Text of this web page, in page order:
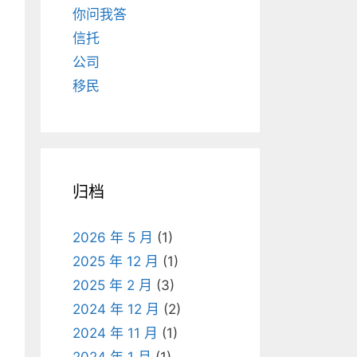
你问我答
信托
公司
移民
归档
2026 年 5 月 (1)
2025 年 12 月 (1)
2025 年 2 月 (3)
2024 年 12 月 (2)
2024 年 11 月 (1)